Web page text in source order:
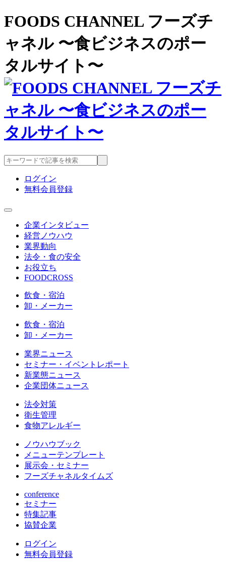
FOODS CHANNEL フーズチ
ャネル 〜食ビジネスのポー
タルサイト〜
ログイン
無料会員登録
企業インタビュー
経営ノウハウ
業界動向
法令・食の安全
お役立ち
FOODCROSS
飲食・宿泊
卸・メーカー
飲食・宿泊
卸・メーカー
業界ニュース
セミナー・イベントレポート
新業態ニュース
企業団体ニュース
法令対策
衛生管理
食物アレルギー
ノウハウブック
メニューテンプレート
展示会・セミナー
フーズチャネルタイムズ
conference
セミナー
特集記事
協賛企業
ログイン
無料会員登録